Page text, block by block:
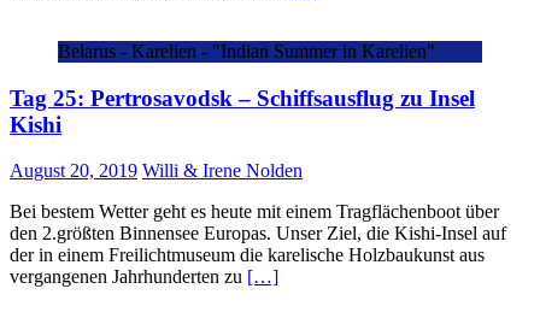
Belarus - Karelien - "Indian Summer in Karelien"
Tag 25: Pertrosavodsk – Schiffsausflug zu Insel
Kishi
August 20, 2019 Willi & Irene Nolden
Bei bestem Wetter geht es heute mit einem Tragflächenboot über
den 2.größten Binnensee Europas. Unser Ziel, die Kishi-Insel auf
der in einem Freilichtmuseum die karelische Holzbaukunst aus
vergangenen Jahrhunderten zu […]